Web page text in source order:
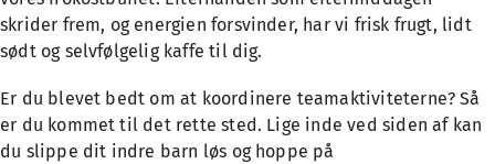
skrider frem, og energien forsvinder, har vi frisk frugt, lidt
sødt og selvfølgelig kaffe til dig.
Er du blevet bedt om at koordinere teamaktiviteterne? Så
er du kommet til det rette sted. Lige inde ved siden af kan
du slippe dit indre barn løs og hoppe på